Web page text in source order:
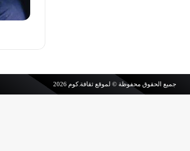
جميع الحقوق محفوظة © لموقعثقافة.كوم